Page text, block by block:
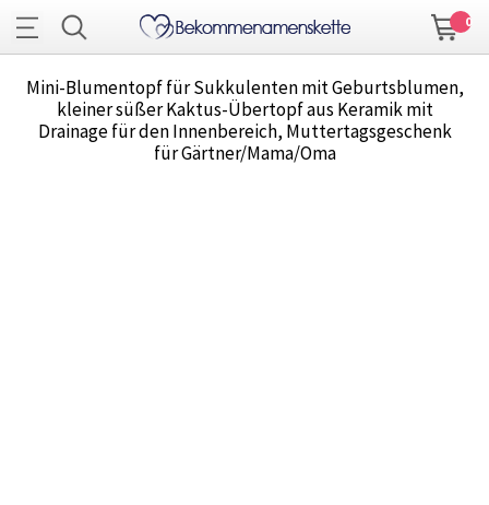
0
Mini-Blumentopf für Sukkulenten mit Geburtsblumen,
kleiner süßer Kaktus-Übertopf aus Keramik mit
Drainage für den Innenbereich, Muttertagsgeschenk
für Gärtner/Mama/Oma